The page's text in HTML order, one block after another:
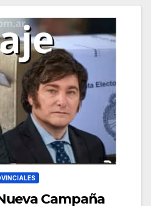
Campaña